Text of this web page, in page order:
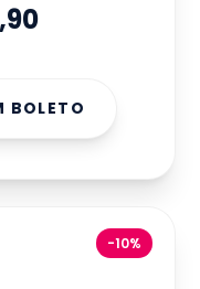
BOLETO
-10%